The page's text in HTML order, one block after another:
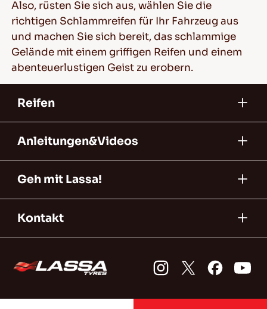
Also, rüsten Sie sich aus, wählen Sie die
richtigen Schlammreifen für Ihr Fahrzeug aus
und machen Sie sich bereit, das schlammige
Gelände mit einem griffigen Reifen und einem
abenteuerlustigen Geist zu erobern.
Reifen
Anleitungen&Videos
Geh mit Lassa!
Kontakt